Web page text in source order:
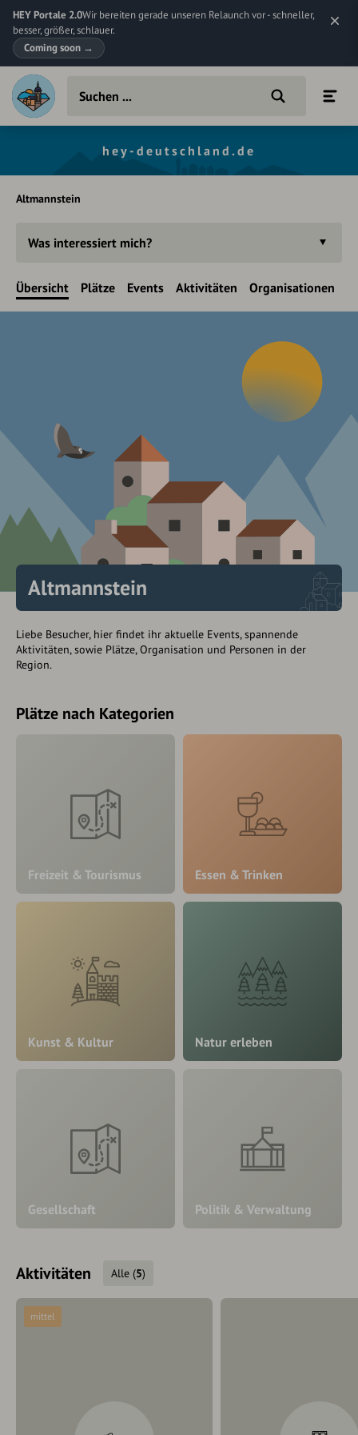
HEY Portale 2.0Wir bereiten gerade unseren Relaunch vor - schneller,
besser, größer, schlauer.
Coming soon →
hey-deutschland.de
Altmannstein
Was interessiert mich?
Übersicht Plätze Events Aktivitäten Organisationen
Altmannstein
Liebe Besucher, hier findet ihr aktuelle Events, spannende
Aktivitäten, sowie Plätze, Organisation und Personen in der
Region.
Plätze nach Kategorien
Freizeit & Tourismus Essen & Trinken
Kunst & Kultur Natur erleben
Gesellschaft Politik & Verwaltung
Aktivitäten Alle (5)
mittel